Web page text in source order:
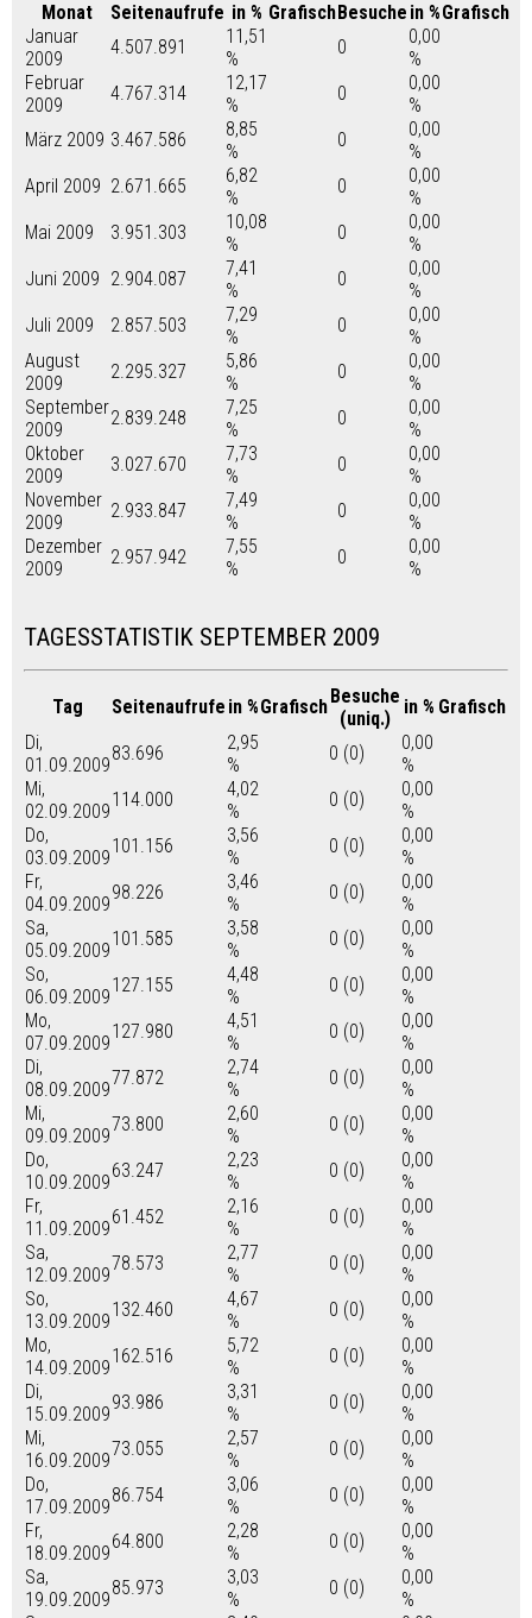
Monat Seitenaufrufe in % GrafischBesuche in %Grafisch
Januar
2009
4.507.891
11,51
%
0
0,00
%
Februar
2009
4.767.314
12,17
%
0
0,00
%
März 2009 3.467.586
8,85
%
0
0,00
%
April 2009 2.671.665
6,82
%
0
0,00
%
Mai 2009
3.951.303
10,08
%
0
0,00
%
Juni 2009 2.904.087
7,41
%
0
0,00
%
Juli 2009
2.857.503
7,29
%
0
0,00
%
August
2009
2.295.327
5,86
%
0
0,00
%
September
2009
2.839.248
7,25
%
0
0,00
%
Oktober
2009
3.027.670
7,73
%
0
0,00
%
November
2009
2.933.847
7,49
%
0
0,00
%
Dezember
2009
2.957.942
7,55
%
0
0,00
%
TAGESSTATISTIK SEPTEMBER 2009
Tag Seitenaufrufe in %GrafischBesuche
(uniq.)
in % Grafisch
Di,
01.09.2009
83.696
2,95
%
0 (0)
0,00
%
Mi,
02.09.2009
114.000
4,02
%
0 (0)
0,00
%
Do,
03.09.2009
101.156
3,56
%
0 (0)
0,00
%
Fr,
04.09.2009
98.226
3,46
%
0 (0)
0,00
%
Sa,
05.09.2009
101.585
3,58
%
0 (0)
0,00
%
So,
06.09.2009
127.155
4,48
%
0 (0)
0,00
%
Mo,
07.09.2009
127.980
4,51
%
0 (0)
0,00
%
Di,
08.09.2009
77.872
2,74
%
0 (0)
0,00
%
Mi,
09.09.2009
73.800
2,60
%
0 (0)
0,00
%
Do,
10.09.2009
63.247
2,23
%
0 (0)
0,00
%
Fr,
11.09.2009
61.452
2,16
%
0 (0)
0,00
%
Sa,
12.09.2009
78.573
2,77
%
0 (0)
0,00
%
So,
13.09.2009
132.460
4,67
%
0 (0)
0,00
%
Mo,
14.09.2009
162.516
5,72
%
0 (0)
0,00
%
Di,
15.09.2009
93.986
3,31
%
0 (0)
0,00
%
Mi,
16.09.2009
73.055
2,57
%
0 (0)
0,00
%
Do,
17.09.2009
86.754
3,06
%
0 (0)
0,00
%
Fr,
18.09.2009
64.800
2,28
%
0 (0)
0,00
%
Sa,
19.09.2009
85.973
3,03
%
0 (0)
0,00
%